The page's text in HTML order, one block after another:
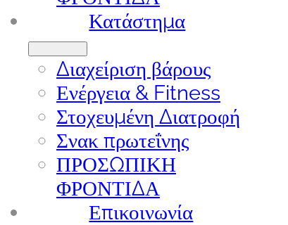
Κατάστημα
Διαχείριση βάρους
Ενέργεια & Fitness
Στοχευμένη Διατροφή
Σνακ πρωτεΐνης
ΠΡΟΣΩΠΙΚΗ
ΦΡΟΝΤΙΔΑ
Επικοινωνία